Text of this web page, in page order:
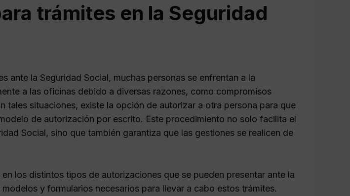
trámites en la Seguridad
ante la Seguridad Social, muchas personas se enfrentan a la
a las oficinas debido a diversas razones, como compromisos
tales situaciones, existe la opción de autorizar a otra persona para que
de autorización por escrito. Este procedimiento no solo facilita el
Social, sino que también garantiza que las gestiones se realicen de
los distintos tipos de autorizaciones que se pueden presentar ante la
y formularios necesarios para llevar a cabo estos trámites.